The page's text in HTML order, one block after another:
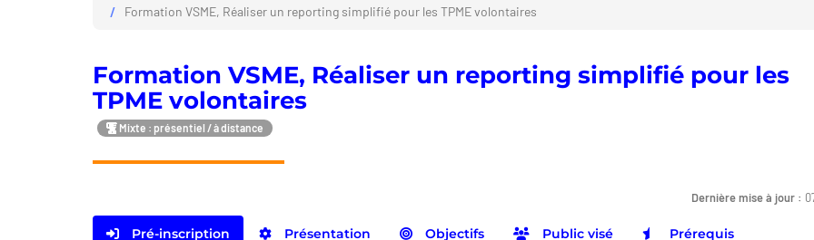
Formation VSME, Réaliser un reporting simplifié pour les TPME volontaires
Formation VSME, Réaliser un reporting simplifié pour les
TPME volontaires
Mixte : présentiel / à distance
Dernière mise à jour :
Pré-inscription Présentation Objectifs Public visé Prérequis